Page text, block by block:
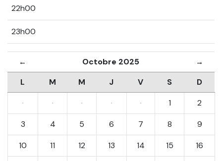
22h00
23h00
← Octobre 2025 →
L M M J V S
D
·
· · · · 1 2
3 4 5 6 7 8 9
10 11 12 13 14 15 16